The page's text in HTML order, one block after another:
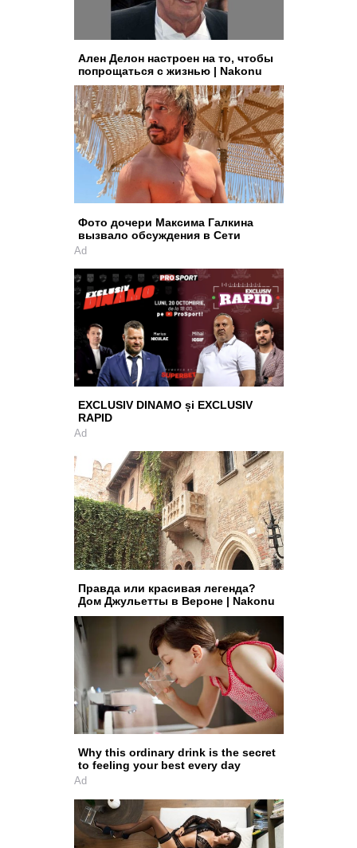
Ален Делон настроен на то, чтобы
попрощаться с жизнью | Nakonu
Фото дочери Максима Галкина
вызвало обсуждения в Сети
Ad
EXCLUSIV DINAMO și EXCLUSIV
RAPID
Ad
Правда или красивая легенда?
Дом Джульетты в Вероне | Nakonu
Why this ordinary drink is the secret
to feeling your best every day
Ad